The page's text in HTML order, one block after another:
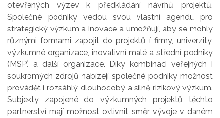
otevřených výzev k předkládání návrhů projektů.
Společné podniky vedou svou vlastní agendu pro
strategický výzkum a inovace a umožňují, aby se mohly
různými formami zapojit do projektů í firmy, univerzity,
výzkumné organizace, inovativní malé a střední podniky
(MSP) a další organizace. Díky kombinaci veřejných i
soukromých zdrojů nabízejí společné podniky možnost
provádět i rozsáhlý, dlouhodobý a silně rizikový výzkum.
Subjekty zapojené do výzkumných projektů těchto
partnerství mají možnost ovlivnit směr vývoje v daném